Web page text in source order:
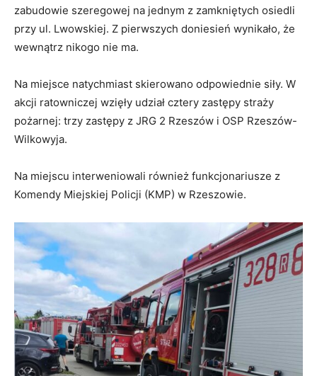
zabudowie szeregowej na jednym z zamkniętych osiedli
przy ul. Lwowskiej. Z pierwszych doniesień wynikało, że
wewnątrz nikogo nie ma.
Na miejsce natychmiast skierowano odpowiednie siły. W
akcji ratowniczej wzięły udział cztery zastępy straży
pożarnej: trzy zastępy z JRG 2 Rzeszów i OSP Rzeszów-
Wilkowyja.
Na miejscu interweniowali również funkcjonariusze z
Komendy Miejskiej Policji (KMP) w Rzeszowie.